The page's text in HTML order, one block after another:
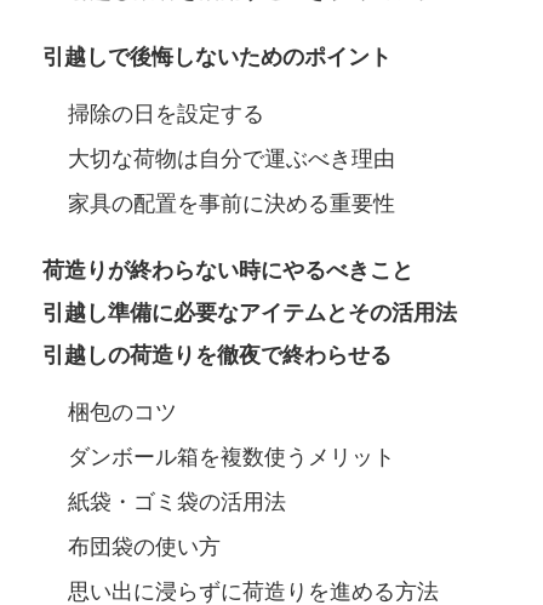
引越しで後悔しないためのポイント
掃除の日を設定する
大切な荷物は自分で運ぶべき理由
家具の配置を事前に決める重要性
荷造りが終わらない時にやるべきこと
引越し準備に必要なアイテムとその活用法
引越しの荷造りを徹夜で終わらせる
梱包のコツ
ダンボール箱を複数使うメリット
紙袋・ゴミ袋の活用法
布団袋の使い方
思い出に浸らずに荷造りを進める方法